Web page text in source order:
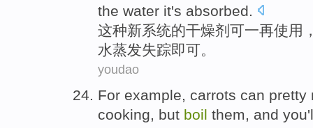
the water it's absorbed
这种新系统的干燥剂可一再使用
水蒸发失踪即可。
youdao
For example, carrots can
cooking, but boil them, and you